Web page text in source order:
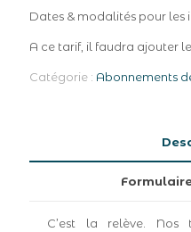
Dates & modalités pour les
A ce tarif, il faudra ajouter
Catégorie : Abonnements
C’est la relève.